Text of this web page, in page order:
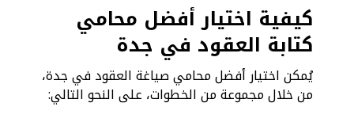
كيفية اختيار أفضل محامي
كتابة العقود في جدة
يُمكن اختيار أفضل محامي صياغة العقود في جدة،
من خلال مجموعة من الخطوات، على النحو التالي: